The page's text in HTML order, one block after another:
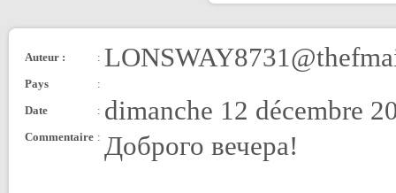
Auteur : :
Pays
:
Date
: dimanche 12 décembre
Commentaire : Доброго вечера!